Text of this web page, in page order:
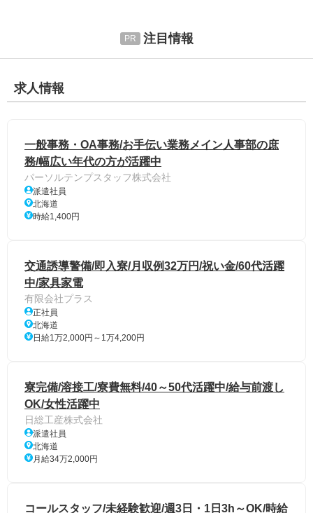
注目情報
求人情報
一般事務・OA事務/お手伝い業務メイン人事部の庶
務/幅広い年代の方が活躍中
パーソルテンプスタッフ株式会社
派遣社員
北海道
時給1,400円
交通誘導警備/即入寮/月収例32万円/祝い金/60代活躍
中/家具家電
有限会社プラス
正社員
北海道
日給1万2,000円～1万4,200円
寮完備/溶接工/寮費無料/40～50代活躍中/給与前渡し
OK/女性活躍中
日総工産株式会社
派遣社員
北海道
月給34万2,000円
コールスタッフ/未経験歓迎/週3日・1日3h～OK/時給